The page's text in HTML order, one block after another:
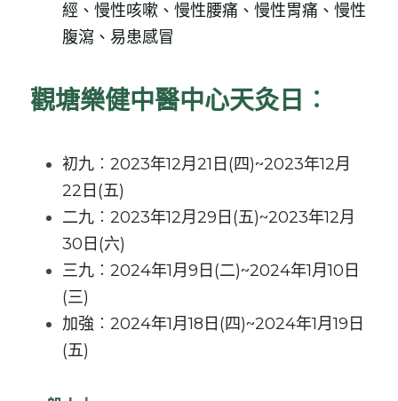
經 、 慢性咳嗽 、 慢性腰痛 、 慢性胃痛 、 慢性
腹瀉 、易患感冒
觀塘樂健中醫中心天灸日︰
初九︰2023年12月21日(四)~2023年12月
22日(五)
二九︰2023年12月29日(五)~2023年12月
30日(六)
三九︰2024年1月9日(二)~2024年1月10日
(三)
加強︰2024年1月18日(四)~2024年1月19日
(五)